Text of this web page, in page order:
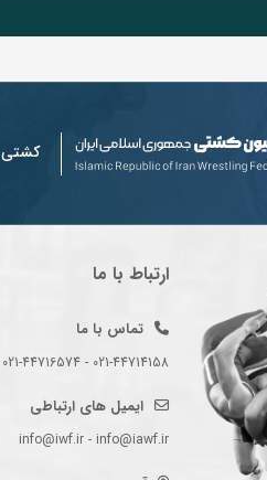
کشتی
ارتباط با ما
تماس با ما
021-44714158 - 021-44716574 - 021-44714489
ایمیل های ارتباطی
info@iwf.ir - info@iawf.ir